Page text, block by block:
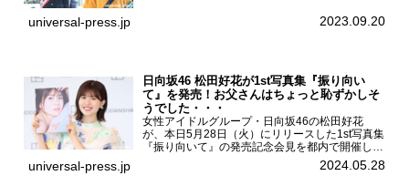
での10日間実施される令和5年 秋の全国交通安全
universal-press.jp 2023.09.20
日向坂46 松田好花が1st写真集『振り向い
て』を発売！お父さんはちょっと恥ずかしそ
うでした・・・
女性アイドルグループ・日向坂46の松田好花
が、本日5月28日（火）にリリースした1st写真集
『振り向いて』の発売記念会見を都内で開催し
た。日向坂46 松田好花1st写真集『振り向いて』
発売記念会見写真集では日向坂46の松田好花を
universal-press.jp 2024.05.28